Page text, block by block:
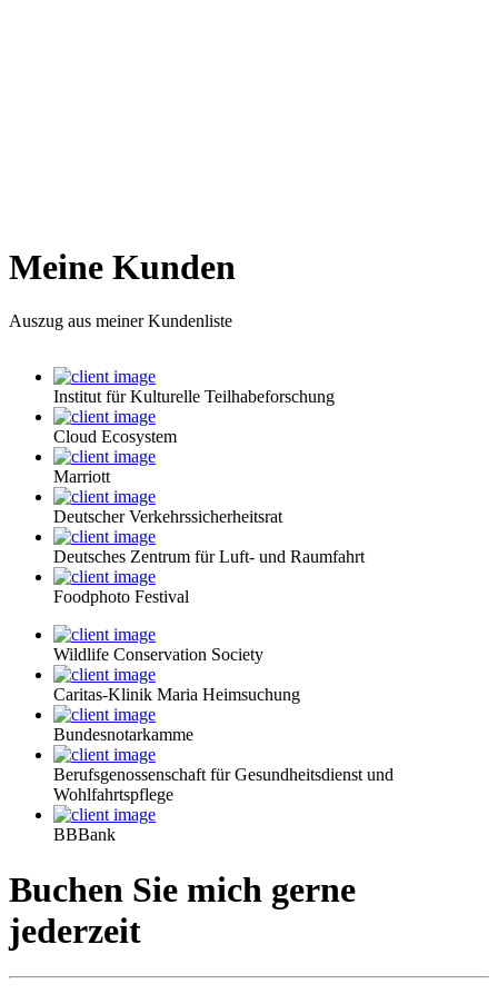
Meine Kunden
Auszug aus meiner Kundenliste
Institut für Kulturelle Teilhabeforschung
Cloud Ecosystem
Marriott
Deutscher Verkehrssicherheitsrat
Deutsches Zentrum für Luft- und Raumfahrt
Foodphoto Festival
Wildlife Conservation Society
Caritas-Klinik Maria Heimsuchung
Bundesnotarkamme
Berufsgenossenschaft für Gesundheitsdienst und
Wohlfahrtspflege
BBBank
Buchen Sie mich gerne
jederzeit